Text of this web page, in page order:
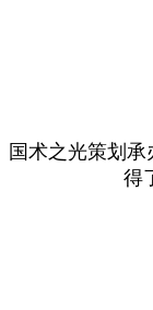
国术之光策划承
得